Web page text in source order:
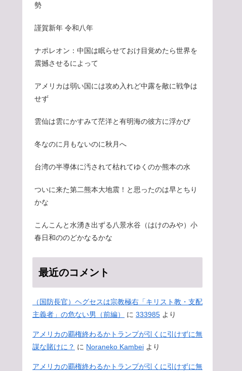
勢
謹賀新年 令和八年
ナポレオン：中国は眠らせておけ目覚めたら世界を
震撼させるによって
アメリカは弱い国には攻め入れど中露を敵に戦争は
せず
雲仙は雲にかすみて茫洋と有明海の彼方に浮かび
冬なのに月もないのに秋月へ
台湾の半導体に汚されて枯れてゆくのか熊本の水
ついに来た第二熊本大地震！と思ったのは早とちり
かな
こんこんと水湧き出ずる八景水谷（はけのみや）小
春日和ののどかなるかな
最近のコメント
（国防長官）ヘグセスは宗教極右「キリスト教・支配
主義者」の危ない男（前編）
に 333985 より
アメリカの覇権終わるかトランプが引くに引けずに無
謀な賭けに？ に Noraneko Kambei より
アメリカの覇権終わるかトランプが引くに引けずに無